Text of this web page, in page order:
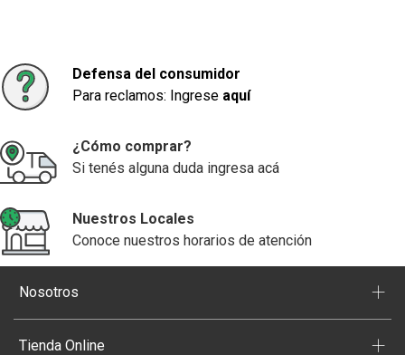
Defensa del consumidor
Para reclamos: Ingrese aquí
¿Cómo comprar?
Si tenés alguna duda ingresa acá
Nuestros Locales
Conoce nuestros horarios de atención
Nosotros +
Tienda Online +